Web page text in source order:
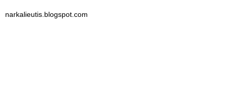
narkalieutis.blogspot.com